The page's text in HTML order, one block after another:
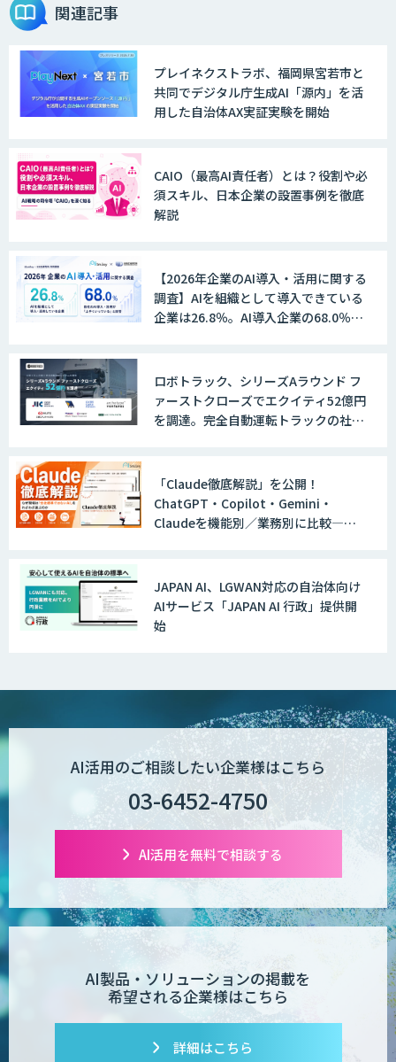
関連記事
プレイネクストラボ、福岡県宮若市と
共同でデジタル庁生成AI「源内」を活
用した自治体AX実証実験を開始
CAIO（最高AI責任者）とは？役割や必
須スキル、日本企業の設置事例を徹底
解説
【2026年企業のAI導入・活用に関する
調査】AIを組織として導入できている
企業は26.8％。AI導入企業の68.0％
ロボトラック、シリーズAラウンド フ
ァーストクローズでエクイティ52億円
を調達。完全自動運転トラックの社会
「Claude徹底解説」を公開！
ChatGPT・Copilot・Gemini・
Claudeを機能別／業務別に比較―自
JAPAN AI、LGWAN対応の自治体向け
AIサービス「JAPAN AI 行政」提供開
始
AI活用のご相談したい企業様はこちら
03-6452-4750
AI活用を無料で相談する
AI製品・ソリューションの掲載を
希望される企業様はこちら
詳細はこちら